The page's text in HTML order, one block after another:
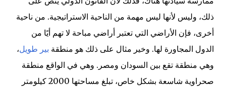
ذلك، وليس لأنها ليس مهمة من الناحية الاستراتيجية. من ناحية
أخرى، فإن الأراضي التي تعتبر أراضي مباحة لا تهم أيًا من
الدول المجاورة لها. وخير مثال على ذلك هو منطقة بير طويل،
وهي منطقة تقع بين السودان ومصر. وهي في الواقع منطقة
صحراوية شاسعة بشكل خاص، تبلغ مساحتها 2000 كيلومتر